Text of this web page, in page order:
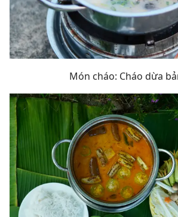
Món cháo: Cháo dừa